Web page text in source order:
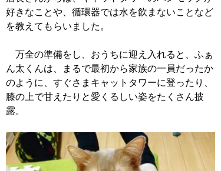
好きなことや、循環器では水を飲まないことなど
を教えてもらいました。
万全の準備をし、おうちに迎え入れると、ふぁ
ん太くんは、まるで最初から家族の一員だったか
のように、すぐさまキャットタワーに登ったり、
膝の上で甘えたりと愛くるしい姿をたくさん披
露。